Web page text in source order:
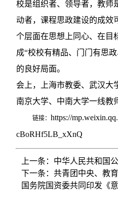
校是组织者、领导者，教师
动者，课程思政建设的成效
个层面在思想上同心、在目
成“校校有精品、门门有思
的良好局面。
会上，上海市教委、武汉大
南京大学、中南大学一线教
链接： https://
cBoRHf5LB_xXnQ
上一条：中华人民共和国
下一条：共青团中央、教
国务院国资委共同印发《意